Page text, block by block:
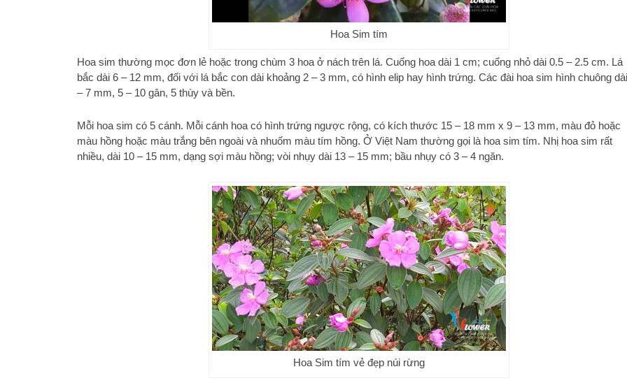
Hoa Sim tím
Hoa sim thường mọc đơn lẻ hoặc trong chùm 3 hoa ở nách trên lá. Cuống hoa dài 1 cm; cuống nhỏ dài 0.5 – 2.5 cm. Lá
bắc dài 6 – 12 mm, đối với lá bắc con dài khoảng 2 – 3 mm, có hình elip hay hình trứng. Các đài hoa sim hình chuông
– 7 mm, 5 – 10 gân, 5 thùy và bền.
Mỗi hoa sim có 5 cánh. Mỗi cánh hoa có hình trứng ngược rộng, có kích thước 15 – 18 mm x 9 – 13 mm, màu đỏ hoặc
màu hồng hoặc màu trắng bên ngoài và nhuốm màu tím hồng. Ở Việt Nam thường gọi là hoa sim tím. Nhị hoa sim rất
nhiều, dài 10 – 15 mm, dạng sợi màu hồng; vòi nhụy dài 13 – 15 mm; bầu nhụy có 3 – 4 ngăn.
Hoa Sim tím vẻ đẹp núi rừng